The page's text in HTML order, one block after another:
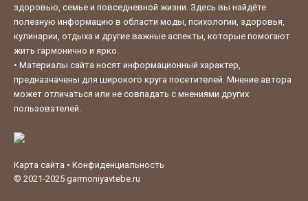
здоровью, семье и повседневной жизни. Здесь вы найдёте
полезную информацию в области моды, психологии, здоровья,
кулинарии, отдыха и другие важные аспекты, которые помогают
жить гармонично и ярко.
• Материалы сайта носят информационный характер,
предназначены для широкого круга посетителей. Мнение автора
может отличаться или не совпадать с мнениями других
пользователей.
Карта сайта • Конфиденциальность
© 2021-2025 garmoniyavtebe.ru